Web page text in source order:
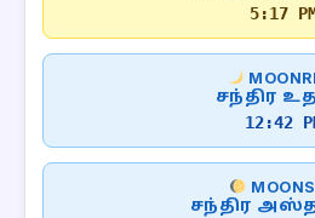
5:17
சந்திர
12:42
சந்திர